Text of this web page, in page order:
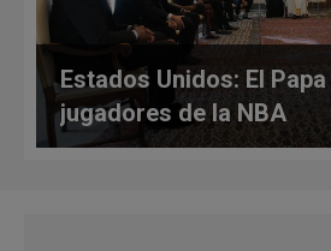
Estados Unidos: El
jugadores de la NBA